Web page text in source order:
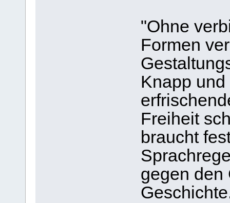
"Ohne
Formen
Knapp
Freiheit
braucht
gegen den